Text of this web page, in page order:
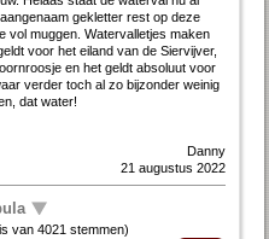
gekletter rest op deze
vol muggen. Watervalletjes maken
voor het eiland van de Siervijver,
en het geldt absoluut voor
verder toch al zo bijzonder weinig
dat water!
Danny
21 augustus 2022
van4021 stemmen)